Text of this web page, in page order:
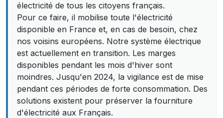
électricité de tous les citoyens français.
Pour ce faire, il mobilise toute l'électricité
disponible en France et, en cas de besoin, chez
nos voisins européens. Notre système électrique
est actuellement en transition. Les marges
disponibles pendant les mois d'hiver sont
moindres. Jusqu'en 2024, la vigilance est de mise
pendant ces périodes de forte consommation. Des
solutions existent pour préserver la fourniture
d'électricité aux Français.